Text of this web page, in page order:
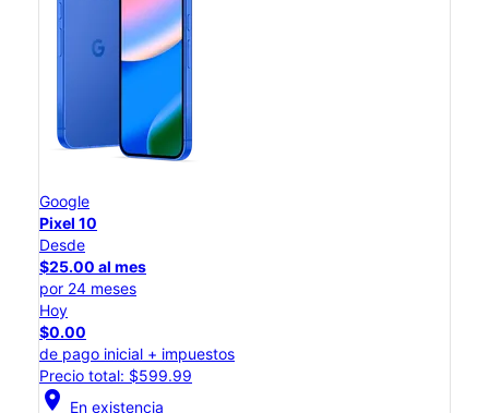
Google
Pixel 10
Desde
$25.00 al mes
por 24 meses
Hoy
$0.00
de pago inicial + impuestos
Precio total: $599.99
location_on En existencia